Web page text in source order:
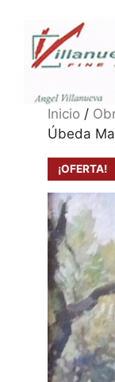
contenido
Inicio /
Úbeda
¡OFERTA!